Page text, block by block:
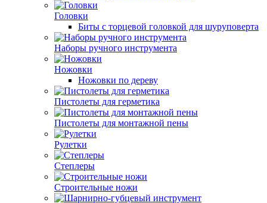
Головки
Биты с торцевой головкой для шуруповерта
Наборы ручного инструмента
Ножовки
Ножовки по дереву
Пистолеты для герметика
Пистолеты для монтажной пены
Рулетки
Степлеры
Строительные ножи